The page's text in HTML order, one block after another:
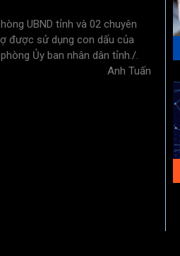
UBND tỉnh và 02 chuyên
được sử dụng con dấu của
Ủy ban nhân dân tỉnh./.
Anh Tuấn